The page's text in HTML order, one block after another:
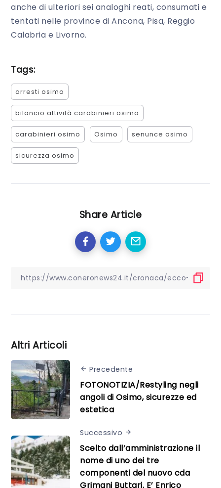
anche di ulteriori sei analoghi reati, consumati e
tentati nelle province di Ancona, Pisa, Reggio
Calabria e Livorno.
Tags:
arresti osimo
bilancio attività carabinieri osimo
carabinieri osimo Osimo senunce osimo
sicurezza osimo
Share Article
Altri Articoli
Precedente
FOTONOTIZIA/Restyling negli
angoli di Osimo, sicurezze ed
estetica
Successivo
Scelto dall’amministrazione il
nome di uno dei tre
componenti del nuovo cda
Grimani Buttari. E’ Enrico